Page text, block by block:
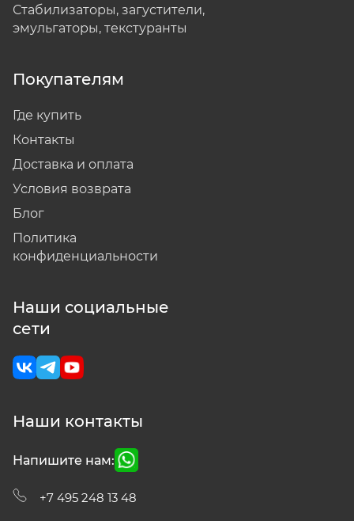
Стабилизаторы, загустители,
эмульгаторы, текстуранты
Покупателям
Где купить
Контакты
Доставка и оплата
Условия возврата
Блог
Политика
конфиденциальности
Наши социальные
сети
Наши контакты
Напишите нам:
+7 495 248 13 48